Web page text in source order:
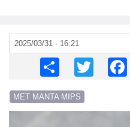
2025/03/31 - 16:21
S
h
ar
T
MET MANTA MIPS